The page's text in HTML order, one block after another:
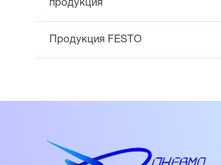
продукция
Продукция FESTO